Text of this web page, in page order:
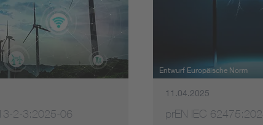
Functional safety
2-3:2025-06
Entwurf Europäische Norm
11.04.2025
prEN IEC